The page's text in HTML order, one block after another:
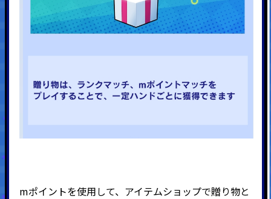
mポイントを使用して、アイテムショップで贈り物と